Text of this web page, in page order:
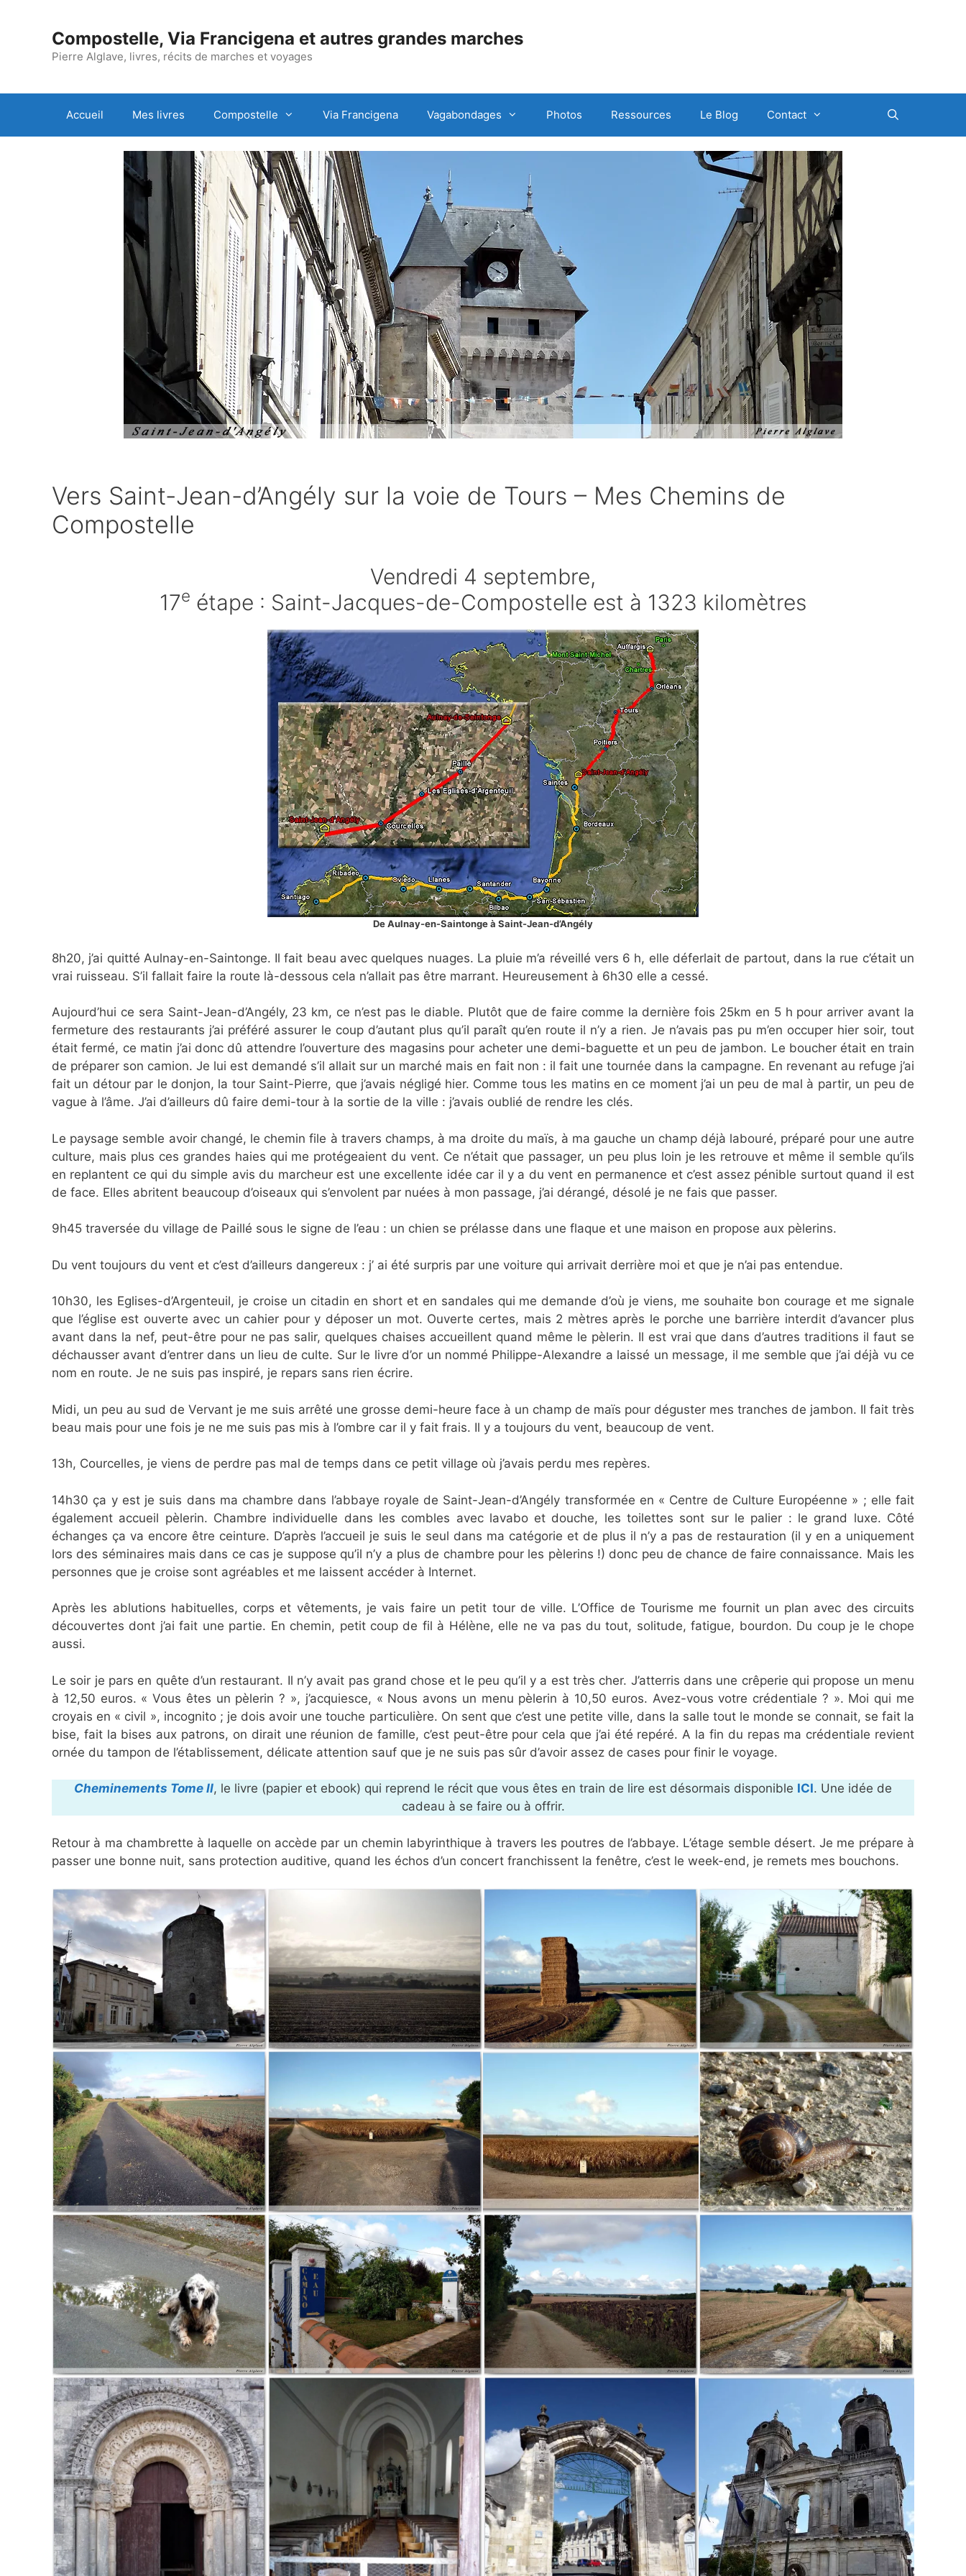
Compostelle, Via Francigena et autres grandes marches
Pierre Alglave, livres, récits de marches et voyages
Accueil Mes livres Compostelle Via Francigena Vagabondages Photos Ressources Le Blog Contact
Vers Saint-Jean-d’Angély sur la voie de Tours – Mes Chemins de
Compostelle
Vendredi 4 septembre,
17e étape : Saint-Jacques-de-Compostelle est à 1323 kilomètres
De Aulnay-en-Saintonge à Saint-Jean-d’Angély
8h20, j’ai quitté Aulnay-en-Saintonge. Il fait beau avec quelques nuages. La pluie m’a réveillé vers 6 h, elle déferlait de partout, dans la rue c’était un
vrai ruisseau. S’il fallait faire la route là-dessous cela n’allait pas être marrant. Heureusement à 6h30 elle a cessé.
Aujourd’hui ce sera Saint-Jean-d’Angély, 23 km, ce n’est pas le diable. Plutôt que de faire comme la dernière fois 25km en 5 h pour arriver avant la
fermeture des restaurants j’ai préféré assurer le coup d’autant plus qu’il paraît qu’en route il n’y a rien. Je n’avais pas pu m’en occuper hier soir, tout
était fermé, ce matin j’ai donc dû attendre l’ouverture des magasins pour acheter une demi-baguette et un peu de jambon. Le boucher était en train
de préparer son camion. Je lui est demandé s’il allait sur un marché mais en fait non : il fait une tournée dans la campagne. En revenant au refuge j’ai
fait un détour par le donjon, la tour Saint-Pierre, que j’avais négligé hier. Comme tous les matins en ce moment j’ai un peu de mal à partir, un peu de
vague à l’âme. J’ai d’ailleurs dû faire demi-tour à la sortie de la ville : j’avais oublié de rendre les clés.
Le paysage semble avoir changé, le chemin file à travers champs, à ma droite du maïs, à ma gauche un champ déjà labouré, préparé pour une autre
culture, mais plus ces grandes haies qui me protégeaient du vent. Ce n’était que passager, un peu plus loin je les retrouve et même il semble qu’ils
en replantent ce qui du simple avis du marcheur est une excellente idée car il y a du vent en permanence et c’est assez pénible surtout quand il est
de face. Elles abritent beaucoup d’oiseaux qui s’envolent par nuées à mon passage, j’ai dérangé, désolé je ne fais que passer.
9h45 traversée du village de Paillé sous le signe de l’eau : un chien se prélasse dans une flaque et une maison en propose aux pèlerins.
Du vent toujours du vent et c’est d’ailleurs dangereux : j’ ai été surpris par une voiture qui arrivait derrière moi et que je n’ai pas entendue.
10h30, les Eglises-d’Argenteuil, je croise un citadin en short et en sandales qui me demande d’où je viens, me souhaite bon courage et me signale
que l’église est ouverte avec un cahier pour y déposer un mot. Ouverte certes, mais 2 mètres après le porche une barrière interdit d’avancer plus
avant dans la nef, peut-être pour ne pas salir, quelques chaises accueillent quand même le pèlerin. Il est vrai que dans d’autres traditions il faut se
déchausser avant d’entrer dans un lieu de culte. Sur le livre d’or un nommé Philippe-Alexandre a laissé un message, il me semble que j’ai déjà vu ce
nom en route. Je ne suis pas inspiré, je repars sans rien écrire.
Midi, un peu au sud de Vervant je me suis arrêté une grosse demi-heure face à un champ de maïs pour déguster mes tranches de jambon. Il fait très
beau mais pour une fois je ne me suis pas mis à l’ombre car il y fait frais. Il y a toujours du vent, beaucoup de vent.
13h, Courcelles, je viens de perdre pas mal de temps dans ce petit village où j’avais perdu mes repères.
14h30 ça y est je suis dans ma chambre dans l’abbaye royale de Saint-Jean-d’Angély transformée en « Centre de Culture Européenne » ; elle fait
également accueil pèlerin. Chambre individuelle dans les combles avec lavabo et douche, les toilettes sont sur le palier : le grand luxe. Côté
échanges ça va encore être ceinture. D’après l’accueil je suis le seul dans ma catégorie et de plus il n’y a pas de restauration (il y en a uniquement
lors des séminaires mais dans ce cas je suppose qu’il n’y a plus de chambre pour les pèlerins !) donc peu de chance de faire connaissance. Mais les
personnes que je croise sont agréables et me laissent accéder à Internet.
Après les ablutions habituelles, corps et vêtements, je vais faire un petit tour de ville. L’Office de Tourisme me fournit un plan avec des circuits
découvertes dont j’ai fait une partie. En chemin, petit coup de fil à Hélène, elle ne va pas du tout, solitude, fatigue, bourdon. Du coup je le chope
aussi.
Le soir je pars en quête d’un restaurant. Il n’y avait pas grand chose et le peu qu’il y a est très cher. J’atterris dans une crêperie qui propose un menu
à 12,50 euros. « Vous êtes un pèlerin ? », j’acquiesce, « Nous avons un menu pèlerin à 10,50 euros. Avez-vous votre crédentiale ? ». Moi qui me
croyais en « civil », incognito ; je dois avoir une touche particulière. On sent que c’est une petite ville, dans la salle tout le monde se connait, se fait la
bise, fait la bises aux patrons, on dirait une réunion de famille, c’est peut-être pour cela que j’ai été repéré. A la fin du repas ma crédentiale revient
ornée du tampon de l’établissement, délicate attention sauf que je ne suis pas sûr d’avoir assez de cases pour finir le voyage.
Cheminements Tome II, le livre (papier et ebook) qui reprend le récit que vous êtes en train de lire est désormais disponible ICI. Une idée de
cadeau à se faire ou à offrir.
Retour à ma chambrette à laquelle on accède par un chemin labyrinthique à travers les poutres de l’abbaye. L’étage semble désert. Je me prépare à
passer une bonne nuit, sans protection auditive, quand les échos d’un concert franchissent la fenêtre, c’est le week-end, je remets mes bouchons.